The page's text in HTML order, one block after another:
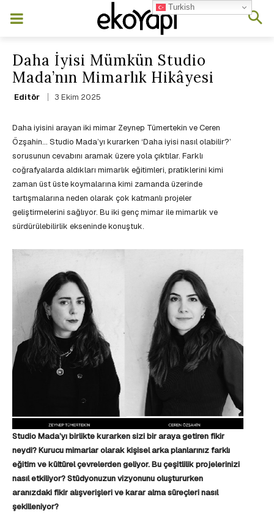
Daha İyisi Mümkün Studio
Mada’nın Mimarlık Hikâyesi
Editör 3 Ekim 2025
Daha iyisini arayan iki mimar Zeynep Tümertekin ve Ceren
Özşahin… Studio Mada’yı kurarken ‘Daha iyisi nasıl olabilir?’
sorusunun cevabını aramak üzere yola çıktılar. Farklı
coğrafyalarda aldıkları mimarlık eğitimleri, pratiklerini kimi
zaman üst üste koymalarına kimi zamanda üzerinde
tartışmalarına neden olarak çok katmanlı projeler
geliştirmelerini sağlıyor. Bu iki genç mimar ile mimarlık ve
sürdürülebilirlik ekseninde konuştuk.
Studio Mada’yı birlikte kurarken sizi bir araya getiren fikir
neydi? Kurucu mimarlar olarak kişisel arka planlarınız farklı
eğitim ve kültürel çevrelerden geliyor. Bu çeşitlilik projelerinizi
nasıl etkiliyor? Stüdyonuzun vizyonunu oluştururken
aranızdaki fikir alışverişleri ve karar alma süreçleri nasıl
şekilleniyor?
Turkish